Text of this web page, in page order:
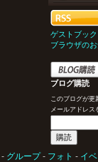
ゲストブック
ブラウザの
ブログ購読
このブログが更
メールアドレ
- グループ- フォト - イ